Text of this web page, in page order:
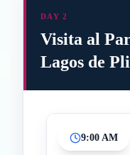
DAY 2
Visita al
Lagos de
9:00 AM